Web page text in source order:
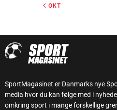
« OKT
SportMagasinet er Danmarks nye
media hvor du kan følge med i
omkring sport i mange forskellige